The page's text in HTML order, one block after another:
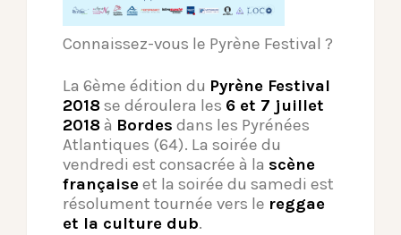
Connaissez-vous le Pyrène Festival ?
La 6ème édition du Pyrène Festival
2018se déroulera les 6 et 7 juillet
2018à Bordes dans les Pyrénées
Atlantiques (64). La soirée du
vendredi est consacrée à la scène
françaiseet la soirée du samedi est
résolument tournée vers le reggae
et la culture dub.